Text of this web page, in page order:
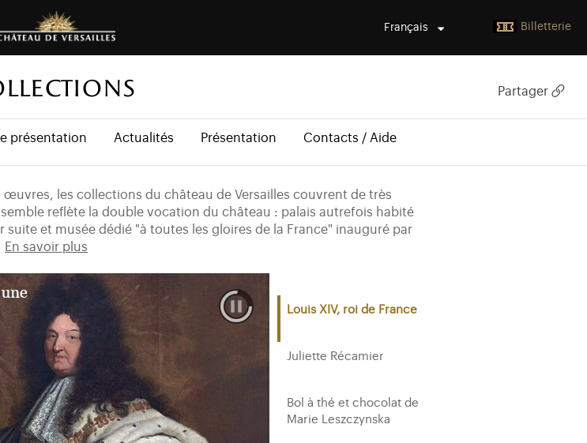
Français Billetterie
Partager
présentation Actualités Présentation Contacts / Aide
les collections du château de Versailles couvrent de très
reflète la double vocation du château : palais autrefois habité
suite et musée dédié "à toutes les gloires de la France" inauguré par
En savoir plus
Louis XIV, roi de France
Juliette Récamier
Bol à thé et chocolat de
Marie Leszczynska